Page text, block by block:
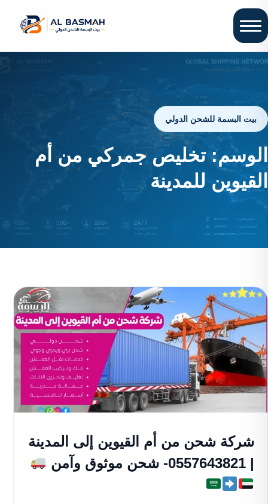
بيت البسمة للشحن الدولي
الوسم:تخليص جمركي من أم
القيوين للمدينة
شركة شحن من أم القيوين إلى المدينة
| 0557643821- شحن موثوق وآمن